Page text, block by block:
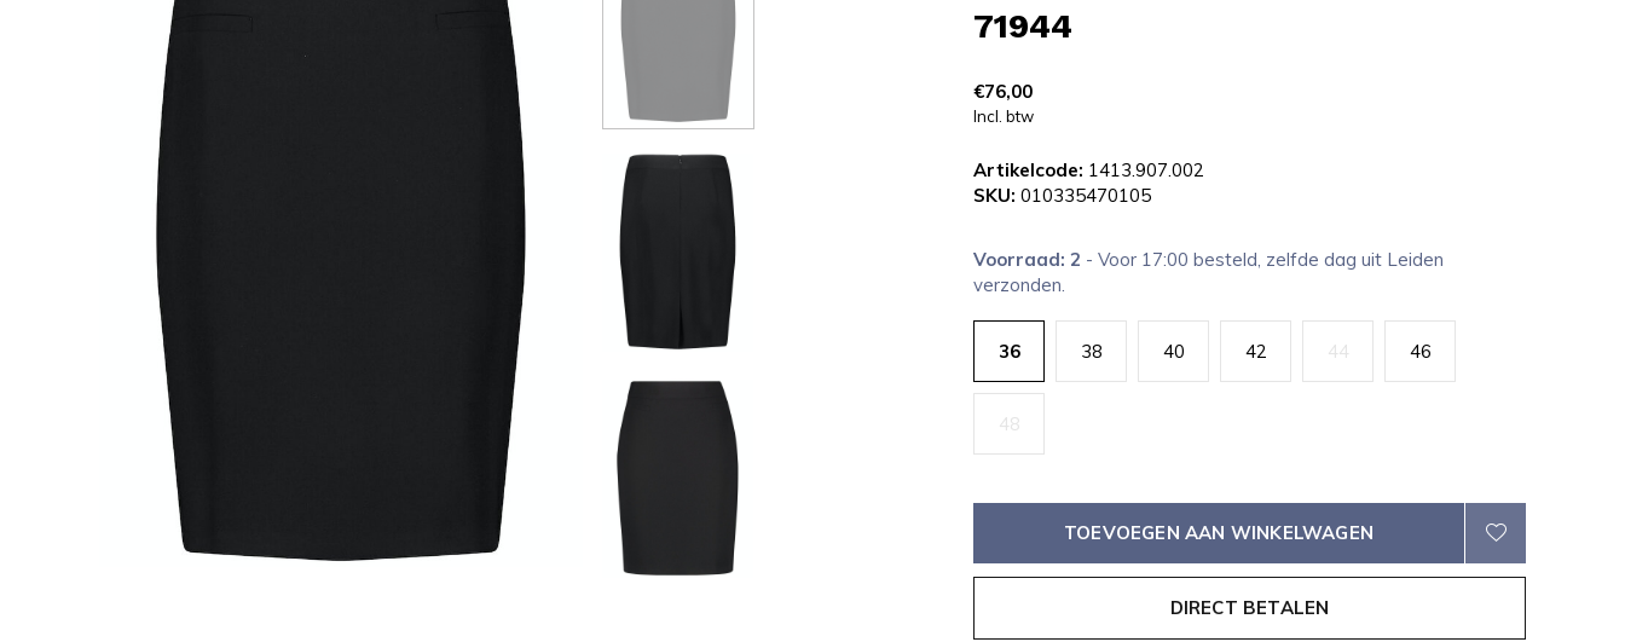
71944
€76,00
Incl. btw
Artikelcode: 1413.907.002
SKU: 010335470105
Voorraad: 2 - Voor 17:00 besteld, zelfde dag uit Leiden
verzonden.
36 38 40 42 44 46
48
TOEVOEGEN AAN WINKELWAGEN
DIRECT BETALEN